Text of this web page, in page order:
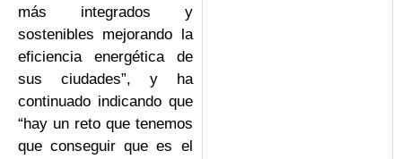
más integrados y
sostenibles mejorando la
eficiencia energética de
sus ciudades”, y ha
continuado indicando que
“hay un reto que tenemos
que conseguir que es el